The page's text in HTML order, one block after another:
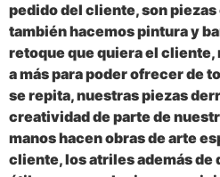
pedido del cliente, son
también hacemos pintura y
retoque que quiera el cliente,
a más para poder ofrecer de
se repita, nuestras piezas
creatividad de parte de
manos hacen obras de arte
cliente, los atriles además de